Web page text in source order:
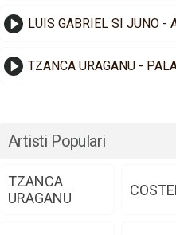
LUIS GABRIEL SI JUNO -
TZANCA URAGANU -
Artisti Populari
TZANCA
URAGANU